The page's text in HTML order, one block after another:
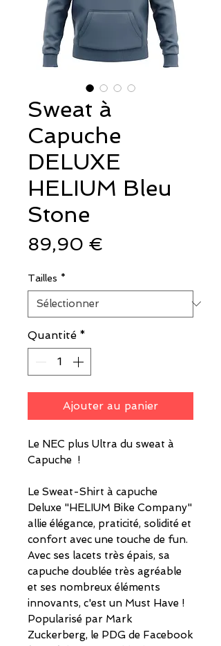
Sweat à
Capuche
DELUXE
HELIUM Bleu
Stone
89,90 €
Tailles *
Quantité *
Ajouter au panier
Le NEC plus Ultra du sweat à
Capuche !
Le Sweat-Shirt à capuche
Deluxe "HELIUM Bike Company"
allie élégance, praticité, solidité et
confort avec une touche de fun.
Avec ses lacets très épais, sa
capuche doublée très agréable
et ses nombreux éléments
innovants, c'est un Must Have !
Popularisé par Mark
Zuckerberg, le PDG de Facebook